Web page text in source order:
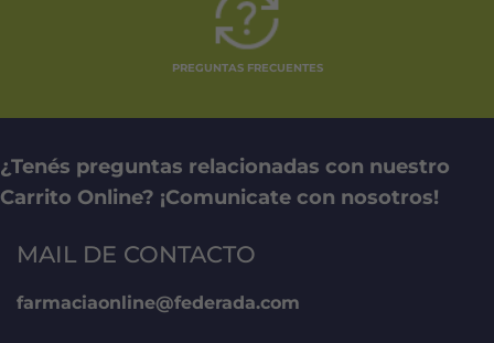
PREGUNTAS FRECUENTES
¿Tenés preguntas relacionadas con nuestro
Carrito Online? ¡Comunicate con nosotros!
MAIL DE CONTACTO
farmaciaonline@federada.com